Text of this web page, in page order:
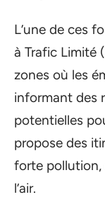
L’une de ces
à Trafic Limité
zones où les
informant des
potentielles
propose des
forte pollution,
l’air.